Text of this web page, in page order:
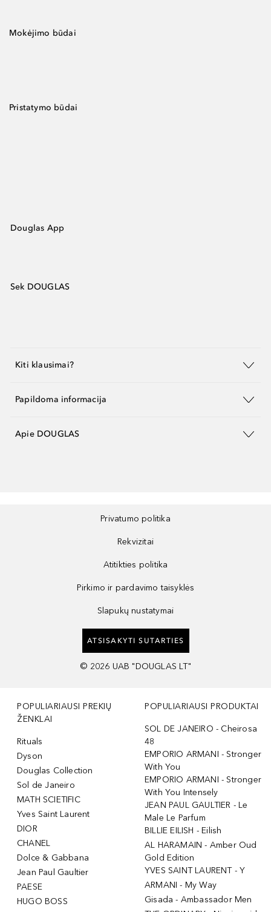
Mokėjimo būdai
Pristatymo būdai
Douglas App
Sek DOUGLAS
Kiti klausimai?
Papildoma informacija
Apie DOUGLAS
Privatumo politika
Rekvizitai
Atitikties politika
Pirkimo ir pardavimo taisyklės
Slapukų nustatymai
ATSISAKYTI SUTARTIES
© 2026 UAB "DOUGLAS LT"
POPULIARIAUSI PREKIŲ
ŽENKLAI
Rituals
Dyson
Douglas Collection
Sol de Janeiro
MATH SCIETIFIC
Yves Saint Laurent
DIOR
CHANEL
Dolce & Gabbana
Jean Paul Gaultier
PAESE
HUGO BOSS
POPULIARIAUSI PRODUKTAI
SOL DE JANEIRO - Cheirosa
48
EMPORIO ARMANI - Stronger
With You
EMPORIO ARMANI - Stronger
With You Intensely
JEAN PAUL GAULTIER - Le
Male Le Parfum
BILLIE EILISH - Eilish
AL HARAMAIN - Amber Oud
Gold Edition
YVES SAINT LAURENT - Y
ARMANI - My Way
Gisada - Ambassador Men